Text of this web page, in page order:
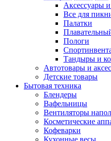
Аксессуары
Все для
Палатки
Пологи
Тандыры и
Автотовары и
Детские товары
Бытовая техника
Блендеры
Вафельницы
Вентиляторы
Косметические
Кофеварки
Кухонные весы